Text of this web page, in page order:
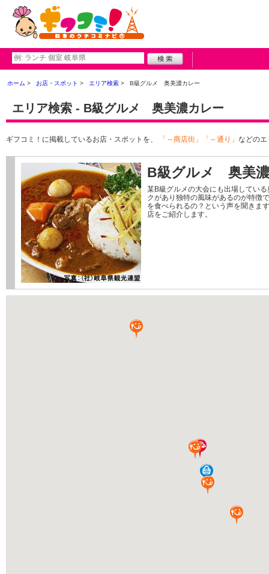
ホーム お店・スポット エリア検索 B級グルメ 奥美濃カレー
エリア検索 - B級グルメ 奥美濃カレー
ギフコミ！に掲載しているお店・スポットを、 「～商店街」「～通り」 などのエ
B級グルメ 奥美
某B級グルメの大会にも出場してい
クがあり独特の風味があるのが特徴
を食べられるの？という声を聞きま
店をご紹介します。